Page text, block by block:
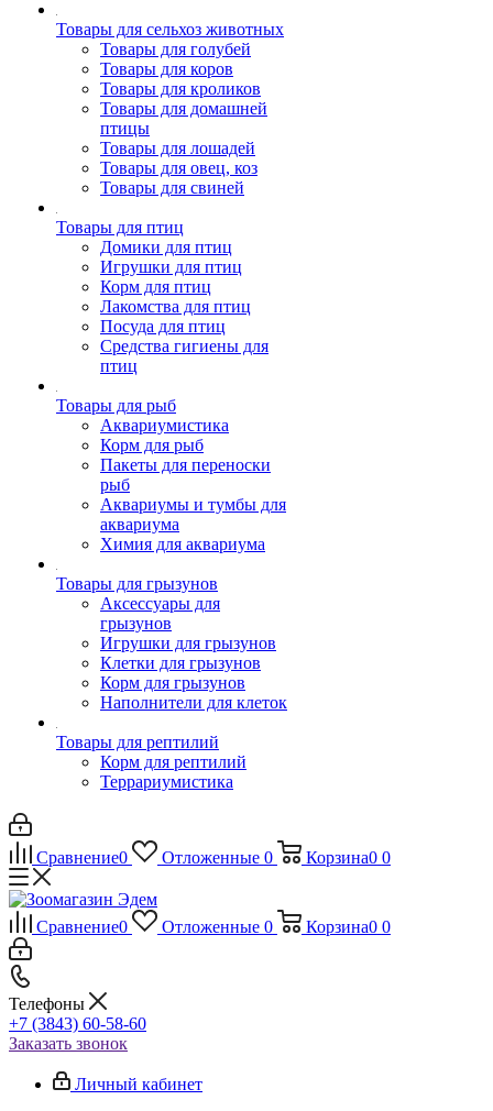
Товары для сельхоз животных
Товары для голубей
Товары для коров
Товары для кроликов
Товары для домашней
птицы
Товары для лошадей
Товары для овец, коз
Товары для свиней
Товары для птиц
Домики для птиц
Игрушки для птиц
Корм для птиц
Лакомства для птиц
Посуда для птиц
Средства гигиены для
птиц
Товары для рыб
Аквариумистика
Корм для рыб
Пакеты для переноски
рыб
Аквариумы и тумбы для
аквариума
Химия для аквариума
Товары для грызунов
Аксессуары для
грызунов
Игрушки для грызунов
Клетки для грызунов
Корм для грызунов
Наполнители для клеток
Товары для рептилий
Корм для рептилий
Террариумистика
Сравнение0 Отложенные 0 Корзина0 0
Сравнение0 Отложенные 0 Корзина0 0
Телефоны
+7 (3843) 60-58-60
Заказать звонок
Личный кабинет